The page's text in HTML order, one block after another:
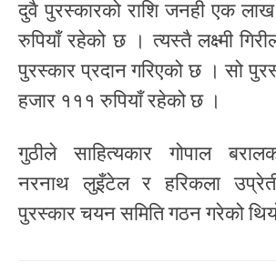
दुवै पुरस्कारको राशि जनही एक
रुपियाँ रहेको छ । त्यस्तै लक्ष्मी
पुरस्कार प्रदान गरिएको छ । सो
हजार १११ रुपियाँ रहेको छ ।
गुठीले साहित्यकार गोपाल
नरनाथ लुइँटेल र हरिकला
पुरस्कार चयन समिति गठन गरेको